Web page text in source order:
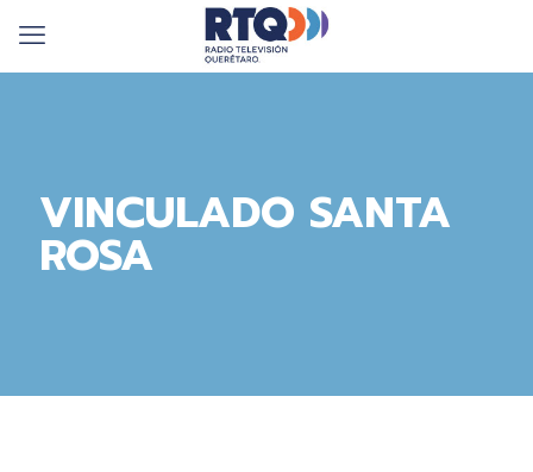
VINCULADO SANTA
ROSA